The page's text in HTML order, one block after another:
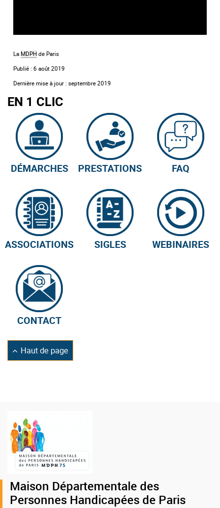
La MDPH de Paris
Publié : 6 août 2019
Dernière mise à jour : septembre 2019
EN 1 CLIC
DÉMARCHES PRESTATIONS FAQ
ASSOCIATIONS SIGLES WEBINAIRES
CONTACT
Retourner
en
Haut de page
Logo
de
la
MDPH
Maison Départementale des
Personnes Handicapées de Paris